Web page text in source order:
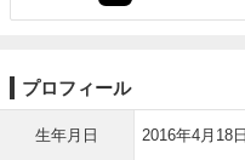
プロフィール
生年月日 2016年4月18日